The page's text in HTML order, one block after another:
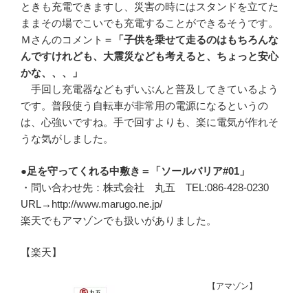
ときも充電できますし、災害の時にはスタンドを立てた
ままその場でこいでも充電することができるそうです。
Ｍさんのコメント＝
「子供を乗せて走るのはもちろんな
んですけれども、大震災なども考えると、ちょっと安心
かな、、、」
手回し充電器などもずいぶんと普及してきているよう
です。普段使う自転車が非常用の電源になるというの
は、心強いですね。手で回すよりも、楽に電気が作れそ
うな気がしました。
●足を守ってくれる中敷き＝「ソールバリア#01」
・問い合わせ先：株式会社 丸五 TEL:086-428-0230
URL→http://www.marugo.ne.jp/
楽天でもアマゾンでも扱いがありました。
【楽天】
【アマゾン】